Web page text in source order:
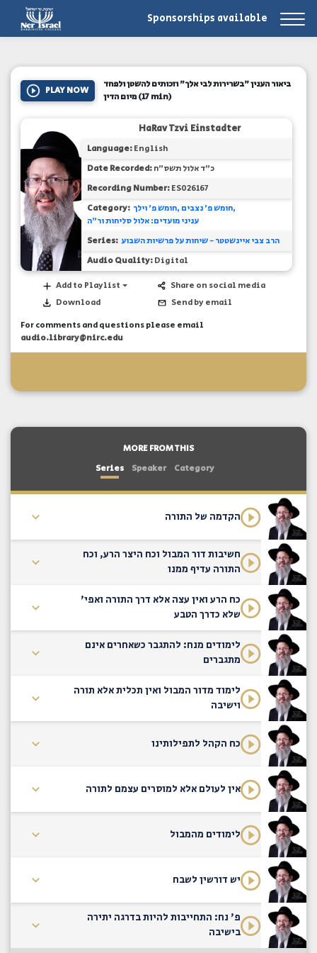
Sponsorships available
PLAY NOW
ביאור הענין "בשרירות לבי אלך" וזכותים להשטן ולפחד
מיום הדין(17 min)
HaRav Tzvi Einstadter
Language:English
Date Recorded:כ"ד אלול תשס"ח
Recording Number:ES026167
Category: חומש פ' וילך חומש פ' נצבים
עניני מועדים: אלול סליחות ור"ה
Series: הרב צבי איינשטטר - שיחות על פרשיות השבוע
Audio Quality:Digital
Add to Playlist
Download
Share on social media
Send by email
For comments and questions please email
audio.library@nirc.edu
MORE FROM THIS
Series
Speaker Category
הקדמה של התורה
חשיבות דור המבול וכח היצר הרע, וכח
התורה עדיף ממנו
כח הרע ואין עצה אלא דרך התורה ואפי'
שלא כדרך הטבע
לימודים מנח: להתגבר כשאחרים אינם
מתגברים
לימוד מדור המבול ואין תכלית אלא תורה
וישיבה
כח הקהל לתפילותינו
אין לעולם אלא למוסרים עצמם לתורה
לימודים מהמבול
יש דורשין לשבח
פ' נח: התחייבות להיות בדרגה יתירה
בישיבה